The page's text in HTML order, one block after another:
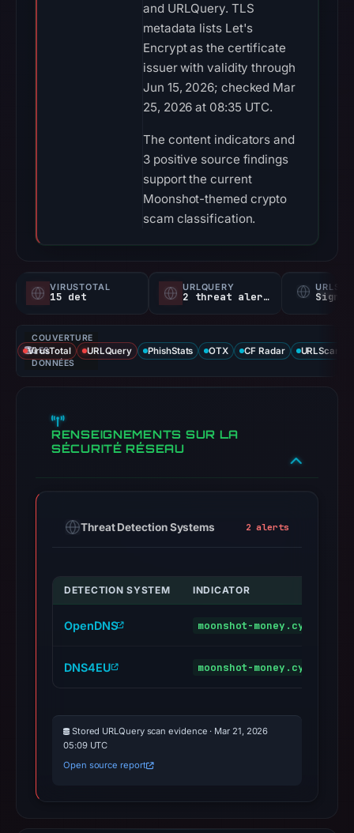
and URLQuery. TLS
metadata lists Let's
Encrypt as the certificate
issuer with validity through
Jun 15, 2026; checked Mar
25, 2026 at 08:35 UTC.
The content indicators and
3 positive source findings
support the current
Moonshot-themed crypto
scam classification.
VIRUSTOTAL
15 det
URLQUERY
2 threat alerts
COUVERTURE
DES
DONNÉES
VirusTotal URLQuery PhishStats OTX CF Radar URLScan
RENSEIGNEMENTS SUR LA
SÉCURITÉ RÉSEAU
Threat Detection Systems 2 alerts
DETECTION SYSTEM INDICATOR
OpenDNS moonshot-money.cyou
DNS4EU moonshot-money.cyou
Stored URLQuery scan evidence · Mar 21, 2026
05:09 UTC
Open source report